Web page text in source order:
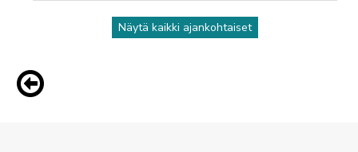
Näytä kaikki ajankohtaiset